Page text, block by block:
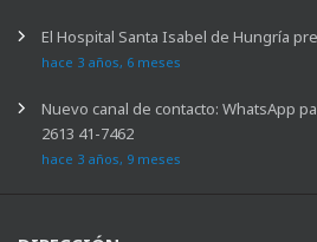
El Hospital Santa Isabel de Hungría
hace 3 años, 6 meses
Nuevo canal de contacto: WhatsApp
2613 41-7462
hace 3 años, 9 meses